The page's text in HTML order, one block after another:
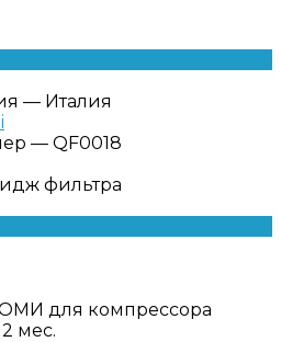
— Италия
— QF0018
фильтра
для компрессора
мес.